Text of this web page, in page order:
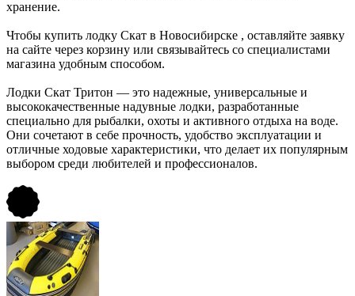
Лодки Скат Тритон — это надежные, универсальные и
высококачественные надувные лодки, разработанные
специально для рыбалки, охоты и активного отдыха на воде.
Они сочетают в себе прочность, удобство эксплуатации и
отличные ходовые характеристики, что делает их популярным
выбором среди любителей и профессионалов.
хранение.
Чтобы купить лодку Скат в Новосибирске , оставляйте заявку
на сайте через корзину или связывайтесь со специалистами
магазина удобным способом.